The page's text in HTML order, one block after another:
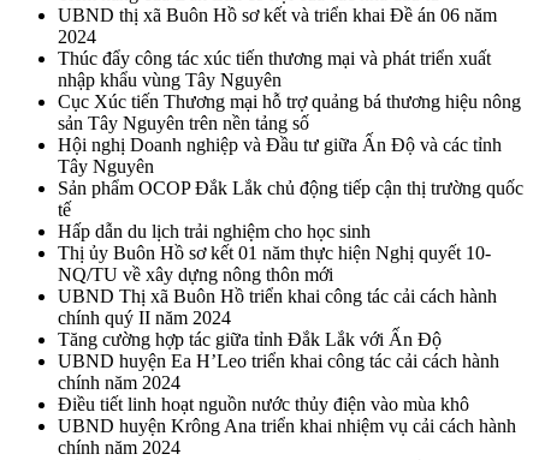
UBND thị xã Buôn Hồ sơ kết và triển khai Đề án 06 năm
2024
Thúc đẩy công tác xúc tiến thương mại và phát triển xuất
nhập khẩu vùng Tây Nguyên
Cục Xúc tiến Thương mại hỗ trợ quảng bá thương hiệu nông
sản Tây Nguyên trên nền tảng số
Hội nghị Doanh nghiệp và Đầu tư giữa Ấn Độ và các tỉnh
Tây Nguyên
Sản phẩm OCOP Đắk Lắk chủ động tiếp cận thị trường quốc
tế
Hấp dẫn du lịch trải nghiệm cho học sinh
Thị ủy Buôn Hồ sơ kết 01 năm thực hiện Nghị quyết 10-
NQ/TU về xây dựng nông thôn mới
UBND Thị xã Buôn Hồ triển khai công tác cải cách hành
chính quý II năm 2024
Tăng cường hợp tác giữa tỉnh Đắk Lắk với Ấn Độ
UBND huyện Ea H’Leo triển khai công tác cải cách hành
chính năm 2024
Điều tiết linh hoạt nguồn nước thủy điện vào mùa khô
UBND huyện Krông Ana triển khai nhiệm vụ cải cách hành
chính năm 2024